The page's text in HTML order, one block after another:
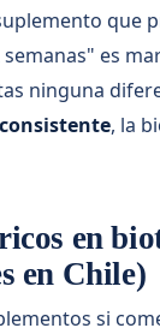
que
es
ninguna
, la
en
en Chile)
si